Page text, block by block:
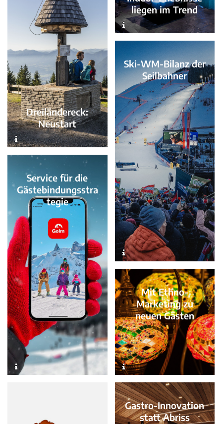
Dreiländereck:
Neustart
liegen im Trend
Ski-WM-Bilanz der
Seilbahner
Service für die
Gästebindungsstra
tegie
Mit Ethno-
Marketing zu
neuen Gästen
Gastro-Innovation
statt Abriss